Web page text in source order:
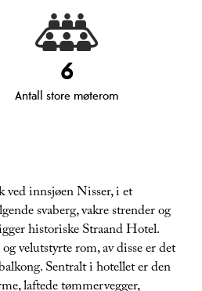
Antall store møterom
6
innsjøen Nisser, i et
svaberg, vakre strender og
historiske Straand Hotel.
velutstyrte rom, av disse er det
Sentralt i hotellet er den